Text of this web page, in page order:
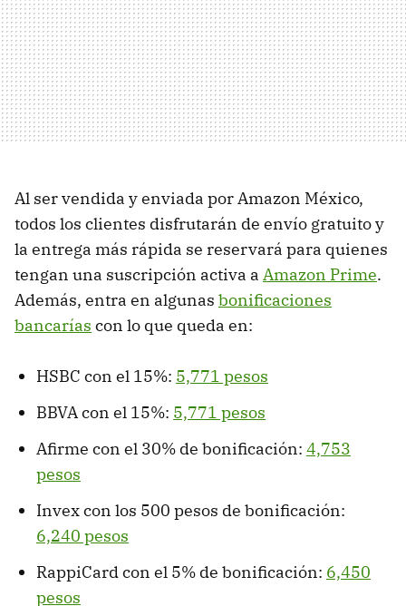
Al ser vendida y enviada por Amazon México,
todos los clientes disfrutarán de envío gratuito y
la entrega más rápida se reservará para quienes
tengan una suscripción activa a Amazon Prime.
Además, entra en algunas bonificaciones
bancarías con lo que queda en:
HSBC con el 15%: 5,771 pesos
BBVA con el 15%: 5,771 pesos
Afirme con el 30% de bonificación: 4,753
pesos
Invex con los 500 pesos de bonificación:
6,240 pesos
RappiCard con el 5% de bonificación: 6,450
pesos